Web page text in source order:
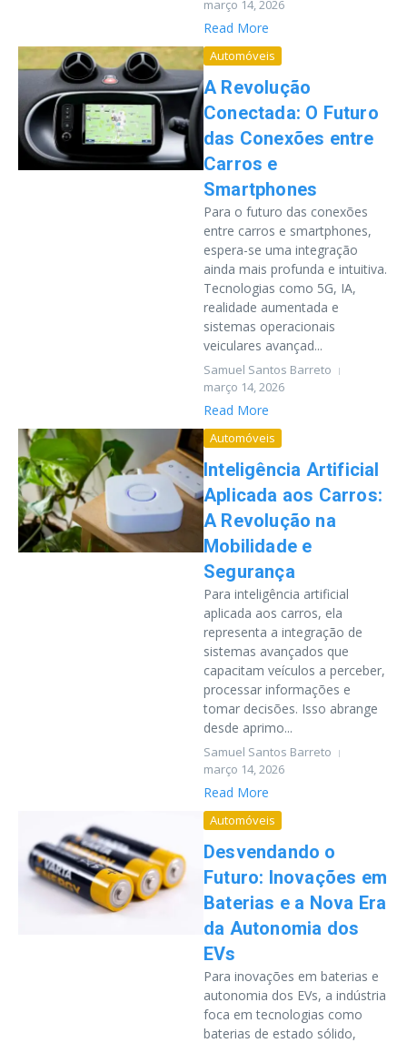
março 14, 2026
Read More
Automóveis
A Revolução
Conectada: O Futuro
das Conexões entre
Carros e
Smartphones
Para o futuro das conexões
entre carros e smartphones,
espera-se uma integração
ainda mais profunda e intuitiva.
Tecnologias como 5G, IA,
realidade aumentada e
sistemas operacionais
veiculares avançad...
Samuel Santos Barreto
março 14, 2026
Read More
Automóveis
Inteligência Artificial
Aplicada aos Carros:
A Revolução na
Mobilidade e
Segurança
Para inteligência artificial
aplicada aos carros, ela
representa a integração de
sistemas avançados que
capacitam veículos a perceber,
processar informações e
tomar decisões. Isso abrange
desde aprimo...
Samuel Santos Barreto
março 14, 2026
Read More
Automóveis
Desvendando o
Futuro: Inovações em
Baterias e a Nova Era
da Autonomia dos
EVs
Para inovações em baterias e
autonomia dos EVs, a indústria
foca em tecnologias como
baterias de estado sólido,